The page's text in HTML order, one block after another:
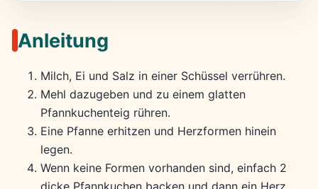
Anleitung
Milch, Ei und Salz in einer Schüssel verrühren.
Mehl dazugeben und zu einem glatten
Pfannkuchenteig rühren.
Eine Pfanne erhitzen und Herzformen hinein
legen.
Wenn keine Formen vorhanden sind, einfach 2
dicke Pfannkuchen backen und dann ein Herz